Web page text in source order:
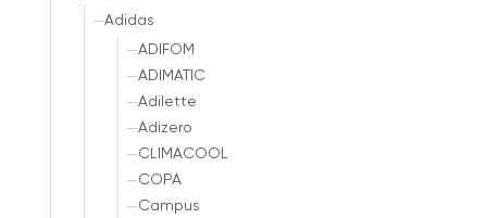
Adidas
ADIFOM
ADIMATIC
Adilette
Adizero
CLIMACOOL
COPA
Campus